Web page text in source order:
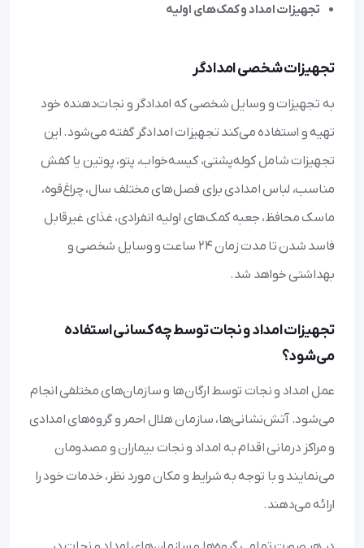
تجهیزات امداد و کمک‌های اولیه
تجهیزات شخصی امدادگر
به تجهیزات و وسایل شخصی که امدادگر و نجات‌دهنده خود
تهیه و استفاده می‌کند تجهیزات امدادگر گفته می‌شود. این
تجهیزات شامل کوله‌پشتی، کیسه‌خواب، پتو، پوتین یا کفش
مناسب، لباس امدادی برای فصل‌های مختلف سال، چراغ‌قوه،
ماسک محافظ، جعبه کمک‌های اولیه انفرادی، غذای غیرقابل
فاسد شدن تا مدت زمان 24 ساعت و وسایل شخصی و
بهداشتی خواهد شد.
تجهیزات امداد و نجات توسط چه کسانی استفاده
می‌شود؟
عمل امداد و نجات توسط ارگان‌ها و سازمان‌های مختلفی انجام
می‌شود. آتش‌نشانی‌ها، سازمان هلال احمر و گروه‌های امدادی
و مراکز درمانی اقدام به امداد و نجات بیماران و مصدومان
می‌نمایند و با توجه به شرایط و مکان مورد نظر، خدمات خود را
ارائه می‌دهند.